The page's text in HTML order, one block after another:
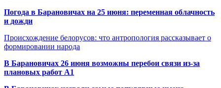
Погода в Барановичах на 25 июня: переменная облачность
и дожди
Происхождение белорусов: что антропология рассказывает о
формировании народа
В Барановичах 26 июня возможны перебои связи из-за
плановых работ A1